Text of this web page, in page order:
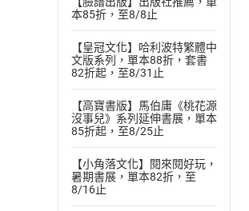
本85折，至8/8止
【皇冠文化】哈利波特繁體中
文版系列，單本88折，套書
82折起，至8/31止
【高寶書版】馬伯庸《桃花源
沒事兒》系列延伸書展，單本
85折起，至8/25止
【小角落文化】閱來閱好玩，
暑期書展，單本82折，至
8/16止